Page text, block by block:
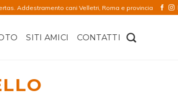
Addestramento cani Velletri, Roma e provincia
SITI AMICI CONTATTI